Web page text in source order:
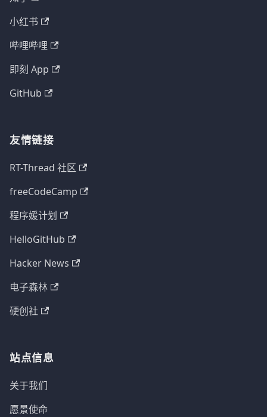
小红书
哔哩哔哩
即刻 App
GitHub
友情链接
RT-Thread 社区
freeCodeCamp
程序媛计划
HelloGitHub
Hacker News
电子森林
硬创社
站点信息
关于我们
愿景使命